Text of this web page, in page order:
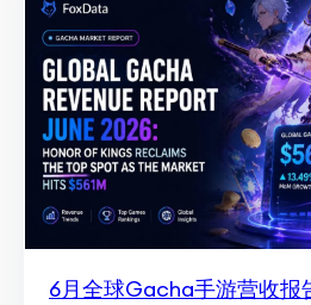
6月全球Gacha手游营收报